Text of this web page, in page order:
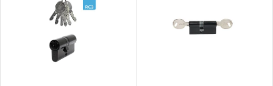
Nejprodávanější